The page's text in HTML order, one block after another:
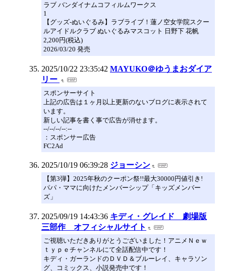
ラブ バンダイナムコフィルムワークス
1
【グッズ-ぬいぐるみ】ラブライブ！蓮ノ空女学院スクー
ルアイドルクラブ ぬいぐるみマスコット 日野下 花帆
2,200円(税込)
2026/03/20 発売
2025/10/22 23:35:42 MAYUKO＠ゆうまおダイア
リー
スポンサーサイト
上記の広告は１ヶ月以上更新のないブログに表示されて
います。
新しい記事を書く事で広告が消せます。
--/--/--/--:--
：スポンサー広告
FC2Ad
2025/10/19 06:39:28 ジョーシン
【第3弾】2025年秋のクーポン祭!!最大30000円値引き!
パパ・ママに向けたメンバーシップ「キッズメンバー
ズ」
2025/09/19 14:43:36 キディ・グレイド 劇場版
三部作 オフィシャルサイト
ご視聴いただきありがとうございました！アニメＮｅｗ
ｔｙｐｅチャンネルにて全話配信中です！
キディ・ガーランドのＤＶＤ＆ブルーレイ、キャラソン
グ、コミックス、小説発売中です！